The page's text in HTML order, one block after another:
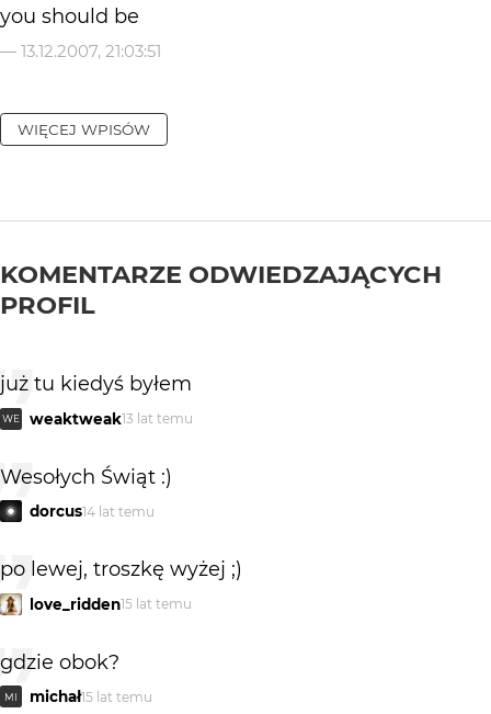
you should be
— 13.12.2007, 21:03:51
WIĘCEJ WPISÓW
KOMENTARZE ODWIEDZAJĄCYCH
PROFIL
już tu kiedyś byłem
WE weaktweak13 lat temu
Wesołych Świąt :)
dorcus14 lat temu
po lewej, troszkę wyżej ;)
love_ridden15 lat temu
gdzie obok?
MI michał15 lat temu